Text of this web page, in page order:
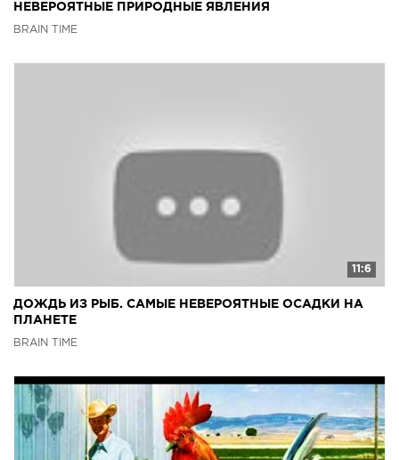
НЕВЕРОЯТНЫЕ ПРИРОДНЫЕ ЯВЛЕНИЯ
BRAIN TIME
11:6
ДОЖДЬ ИЗ РЫБ. САМЫЕ НЕВЕРОЯТНЫЕ ОСАДКИ НА
ПЛАНЕТЕ
BRAIN TIME